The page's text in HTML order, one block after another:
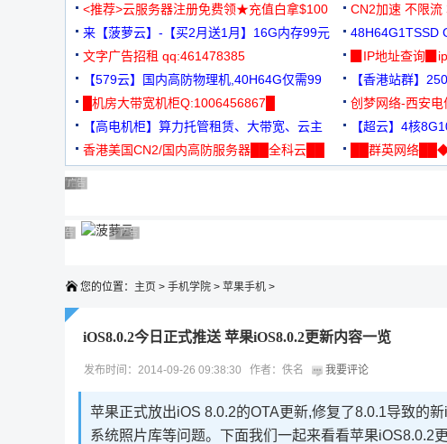
<推荐>云服务器注册免费领★充值白拿$100 CN2加速 不限流
来【菠萝云】-【买2月送1月】16G内存99元
48H64G1TSSD
3000+可免费测
文字广告招租 qq:461478385
▉IP地址查询
【579云】国内高防物理机,40H64G仅需99
元
【香港站群】
█机房大带宽机柜Q:1006456867█
创梦网络-西安
88元/月
【高电机柜】算力托管租赁、大带宽、云主
机
【超云】4核
香港美国CN2/国内高防服务器██全科云██
██群英网络
广告 商业广告，理性选择
广告 商业广告，理性选择
广告 商业广告，理性选择
广告 商业广告，理性选择
广告 商业广告，理性选择
广告 商业广告，理性选择
广告 商业广告，理性选择
广告 商业广告，理性选择广告 商业广告，理性选择
广告 商业广告，理性选择
您的位置： 主页 > 手机学院 > 苹果手机 >
iOS8.0.2今日正式推送 苹果iOS8.0.2更新内容一览
发布时间：2014-09-26 09:38:30 作者：佚名 我要评论
苹果正式放出iOS 8.0.2的OTA更新,修复了8.0.1导致的
系统照片库等问题。下面我们一起来看看苹果iOS8.0.2